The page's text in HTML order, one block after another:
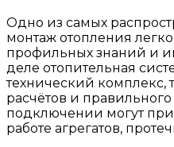
Одно из самых
монтаж отопления
профильных знаний и
деле отопительная
технический
расчётов и
подключении могут
работе агрегатов,